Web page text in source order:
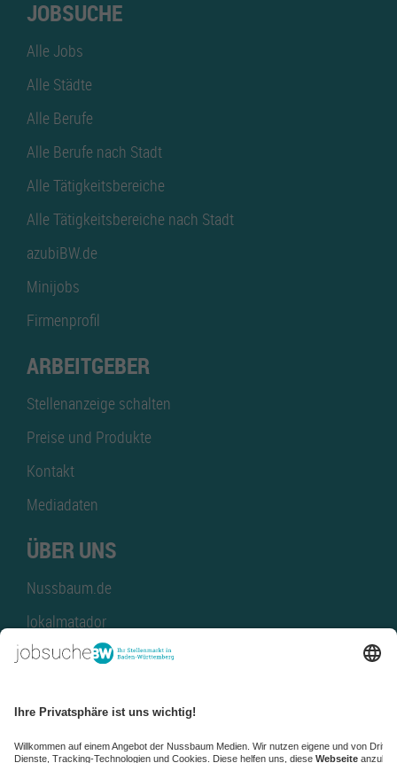
JOBSUCHE
Alle Jobs
Alle Städte
Alle Berufe
Alle Berufe nach Stadt
Alle Tätigkeitsbereiche
Alle Tätigkeitsbereiche nach Stadt
azubiBW.de
Minijobs
Firmenprofil
ARBEITGEBER
Stellenanzeige schalten
Preise und Produkte
Kontakt
Mediadaten
ÜBER UNS
Nussbaum.de
lokalmatador
kaufinBW
NussbaumID
Nussbaum Medien